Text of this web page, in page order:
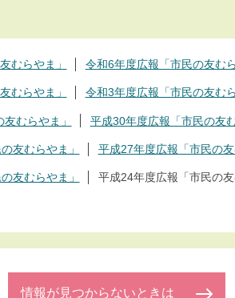
むらやま」 令和6年度広報「市民の友むら
むらやま」 令和3年度広報「市民の友むら
むらやま」 平成30年度広報「市民の友
友むらやま」 平成27年度広報「市民の友
友むらやま」 平成24年度広報「市民の友
情報が見つからないときは